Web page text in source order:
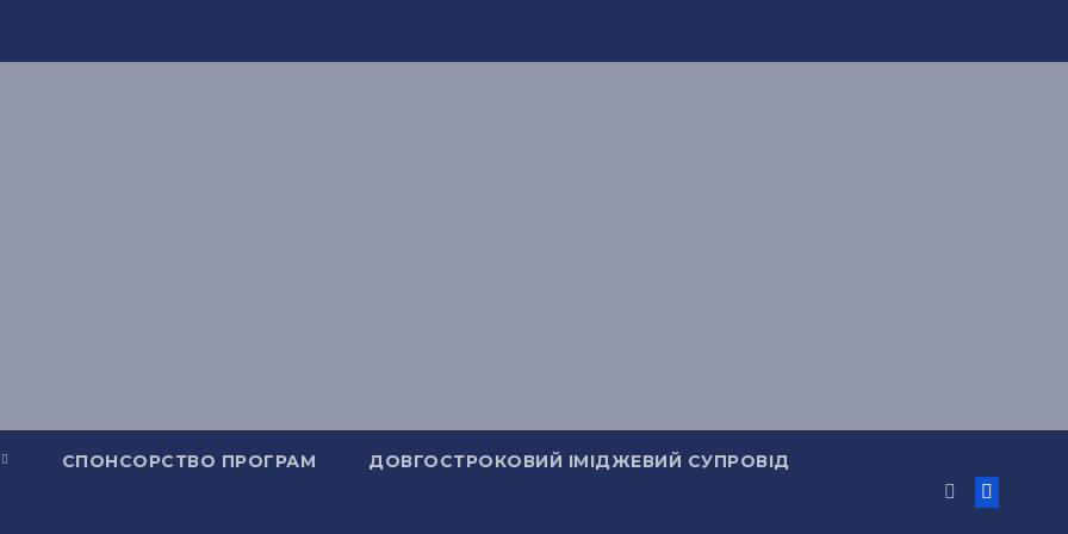
СПОНСОРСТВО ПРОГРАМ ДОВГОСТРОКОВИЙ ІМІДЖЕВИЙ СУПРОВІД